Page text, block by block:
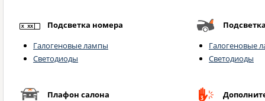
Подсветка номера
Галогеновые лампы
Светодиоды
Галогеновые
Светодиоды
Плафон салона